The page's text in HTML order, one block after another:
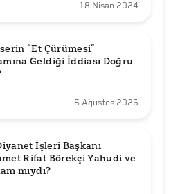
18 Nisan 2024
“Et Çürümesi”
Geldiği İddiası Doğru
5 Ağustos 2026
İşleri Başkanı
Rifat Börekçi Yahudi ve
mıydı?